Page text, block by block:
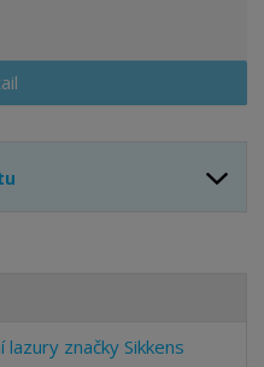
lazury značky Sikkens